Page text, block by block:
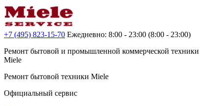
+7 (495) 823-15-70 Ежедневно: 8:00 - 23:00 (8:00 - 23:00)
Ремонт бытовой и промышленной коммерческой техники
Miele
Ремонт бытовой техники Miele
Официальный сервис